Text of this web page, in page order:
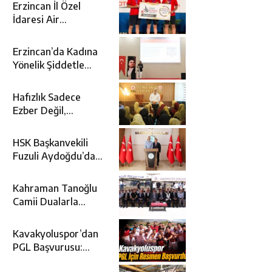
Erzincan İl Özel
İdaresi Air
Türkiye Şampiyonu
Oldu
Erzincan’da Kadına
Yönelik Şiddetle
Kurumlar Bir Araya
Geldi
Hafızlık Sadece
Ezber Değil,
Yaşamaktır
HSK Başkanvekili
Fuzuli Aydoğdu’dan
Hamza Aydoğdu’ya
Ziyaret
Kahraman Tanoğlu
Camii Dualarla
Kavakyoluspor’dan
PGL Başvurusu: